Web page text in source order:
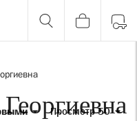
Просмотр 50